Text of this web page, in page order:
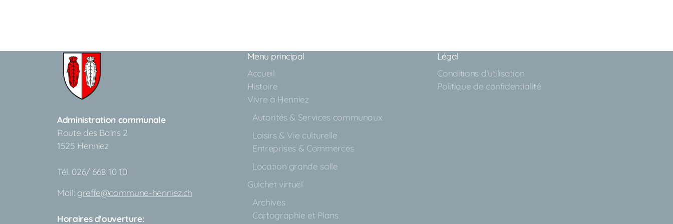
Administration communale
Route des Bains 2
1525 Henniez
Tél. 026/ 668 10 10
Mail: greffe@commune-henniez.ch
Horaires d'ouverture:
Menu principal
Accueil
Histoire
Vivre à Henniez
Autorités & Services communaux
Loisirs & Vie culturelle
Entreprises & Commerces
Location grande salle
Guichet virtuel
Archives
Cartographie et Plans
Légal
Conditions d'utilisation
Politique de confidentialité